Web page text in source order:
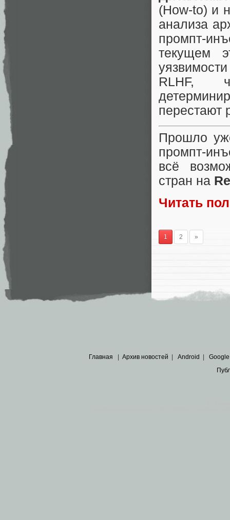
(How-to) и
анализа
промпт-
текущем
RLHF,
перестают
Прошло
промпт-
всё
стран на
Читать
1 2 »
Главная | Архив новостей | Android | Google